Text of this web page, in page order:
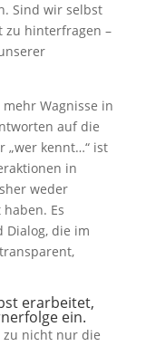
Sind wir selbst
zu hinterfragen –
Wagnisse in
auf die
„wer kennt…“ ist
in
weder
Es
Dialog, die im
erarbeitet,
ein.
nicht nur die